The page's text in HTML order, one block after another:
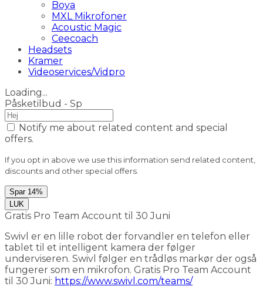
Boya
MXL Mikrofoner
Acoustic Magic
Ceecoach
Headsets
Kramer
Videoservices/Vidpro
Loading...
Påsketilbud - Sp
Notify me about related content and special
offers.
If you opt in above we use this information send related content,
discounts and other special offers.
Spar 14%
LUK
Gratis Pro Team Account til 30 Juni
Swivl er en lille robot der forvandler en telefon eller
tablet til et intelligent kamera der følger
underviseren. Swivl følger en trådløs markør der også
fungerer som en mikrofon. Gratis Pro Team Account
til 30 Juni: https://www.swivl.com/teams/